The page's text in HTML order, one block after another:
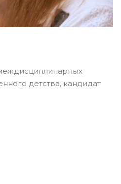
детства, кандидат